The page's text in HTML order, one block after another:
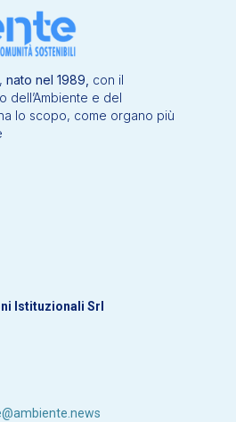
nato nel 1989, con il
dell’Ambiente e del
lo scopo, come organo più
Istituzionali Srl